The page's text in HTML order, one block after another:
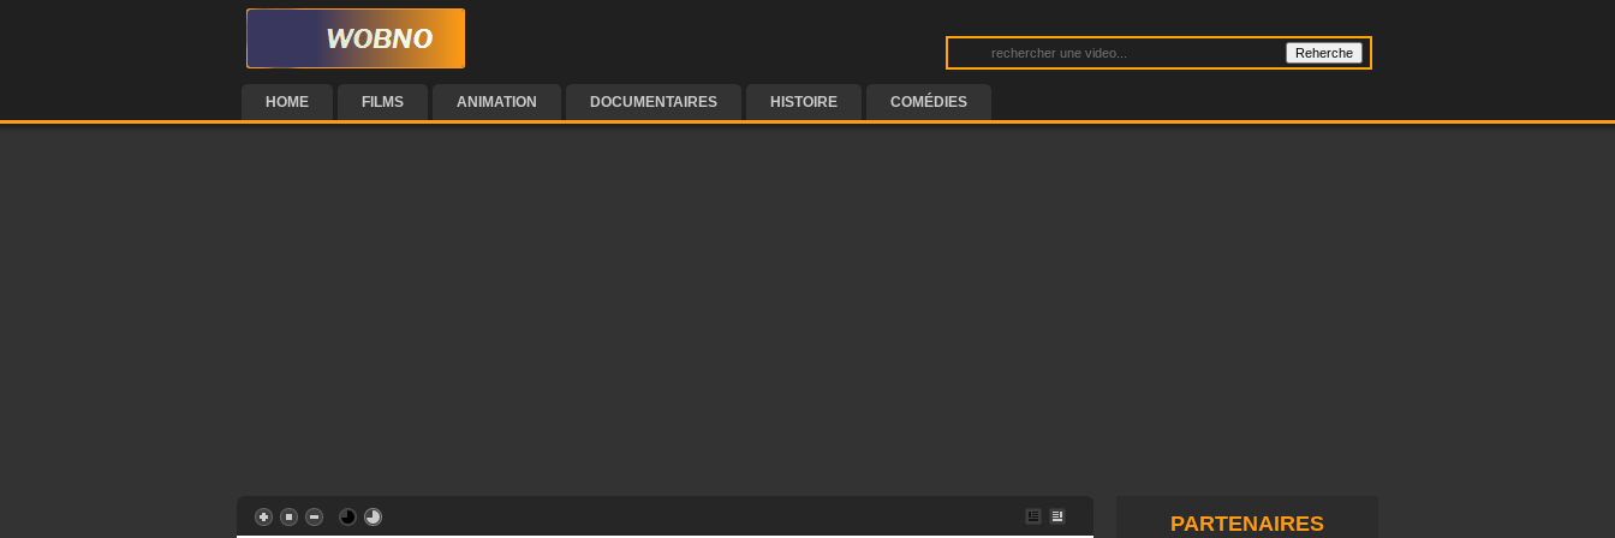
HOME FILMS ANIMATION DOCUMENTAIRES HISTOIRE COMÉDIES
PARTENAIRES